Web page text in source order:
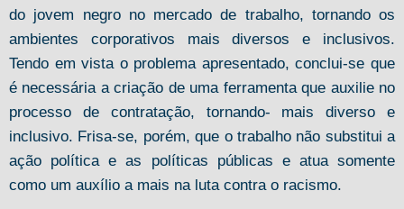
do jovem negro no mercado de trabalho, tornando os
ambientes corporativos mais diversos e inclusivos.
Tendo em vista o problema apresentado, conclui-se que
é necessária a criação de uma ferramenta que auxilie no
processo de contratação, tornando- mais diverso e
inclusivo. Frisa-se, porém, que o trabalho não substitui a
ação política e as políticas públicas e atua somente
como um auxílio a mais na luta contra o racismo.